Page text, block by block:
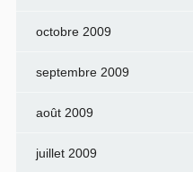
octobre 2009
septembre 2009
août 2009
juillet 2009